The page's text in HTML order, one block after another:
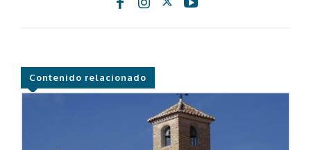
Contenido relacionado